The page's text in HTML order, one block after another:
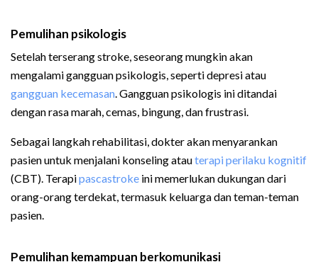
Pemulihan psikologis
Setelah terserang stroke, seseorang mungkin akan
mengalami gangguan psikologis, seperti depresi atau
gangguan kecemasan. Gangguan psikologis ini ditandai
dengan rasa marah, cemas, bingung, dan frustrasi.
Sebagai langkah rehabilitasi, dokter akan menyarankan
pasien untuk menjalani konseling atauterapi perilaku kognitif
(CBT). Terapipascastroke ini memerlukan dukungan dari
orang-orang terdekat, termasuk keluarga dan teman-teman
pasien.
Pemulihan kemampuan berkomunikasi